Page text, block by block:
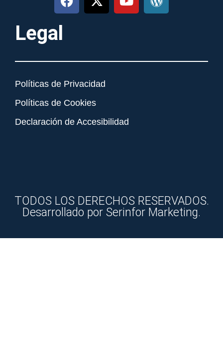
Legal
Políticas de Privacidad
Políticas de Cookies
Declaración de Accesibilidad
TODOS LOS DERECHOS RESERVADOS.
Desarrollado por Serinfor Marketing.